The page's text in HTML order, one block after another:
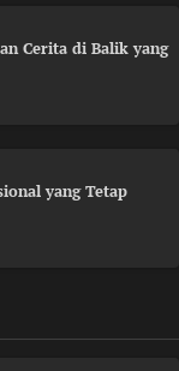
Cerita di Balik yang
yang Tetap